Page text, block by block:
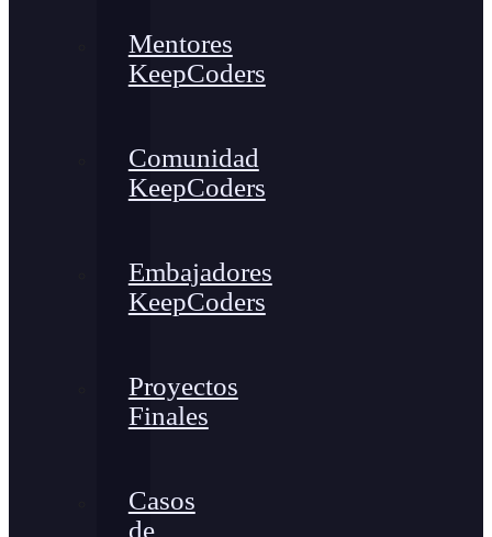
Mentores
KeepCoders
Comunidad
KeepCoders
Embajadores
KeepCoders
Proyectos
Finales
Casos
de